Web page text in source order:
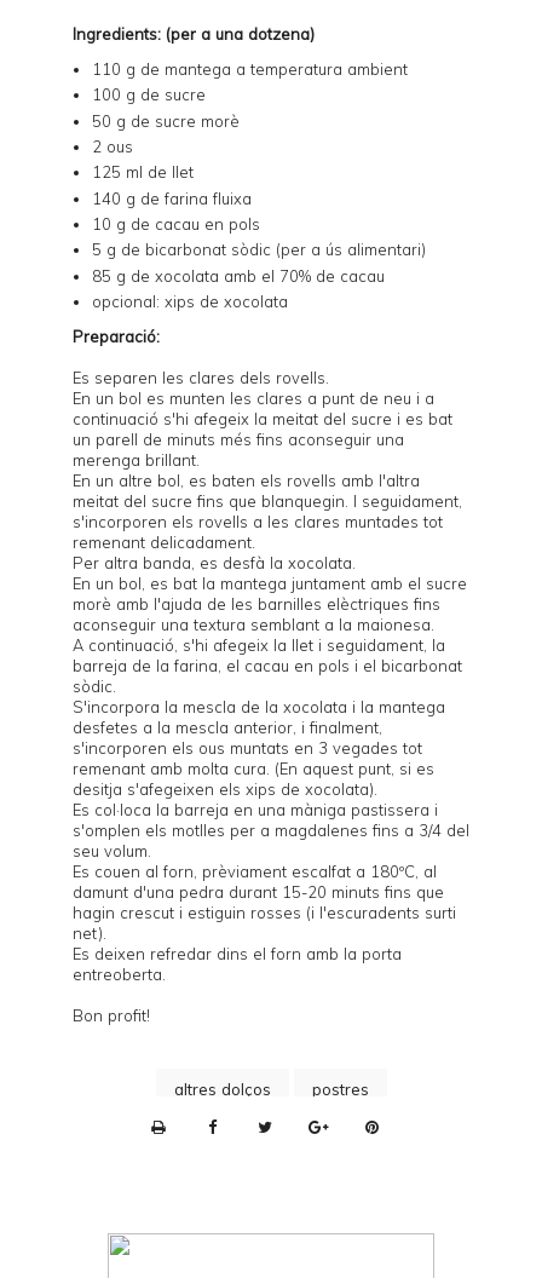
Ingredients: (per a una dotzena)
110 g de mantega a temperatura ambient
100 g de sucre
50 g de sucre morè
2 ous
125 ml de llet
140 g de farina fluixa
10 g de cacau en pols
5 g de bicarbonat sòdic (per a ús alimentari)
85 g de xocolata amb el 70% de cacau
opcional: xips de xocolata
Preparació:
Es separen les clares dels rovells.
En un bol es munten les clares a punt de neu i a
continuació s'hi afegeix la meitat del sucre i es bat
un parell de minuts més fins aconseguir una
merenga brillant.
En un altre bol, es baten els rovells amb l'altra
meitat del sucre fins que blanquegin. I seguidament,
s'incorporen els rovells a les clares muntades tot
remenant delicadament.
Per altra banda, es desfà la xocolata.
En un bol, es bat la mantega juntament amb el sucre
morè amb l'ajuda de les barnilles elèctriques fins
aconseguir una textura semblant a la maionesa.
A continuació, s'hi afegeix la llet i seguidament, la
barreja de la farina, el cacau en pols i el bicarbonat
sòdic.
S'incorpora la mescla de la xocolata i la mantega
desfetes a la mescla anterior, i finalment,
s'incorporen els ous muntats en 3 vegades tot
remenant amb molta cura. (En aquest punt, si es
desitja s'afegeixen els xips de xocolata).
Es col·loca la barreja en una màniga pastissera i
s'omplen els motlles per a magdalenes fins a 3/4 del
seu volum.
Es couen al forn, prèviament escalfat a 180ºC, al
damunt d'una pedra durant 15-20 minuts fins que
hagin crescut i estiguin rosses (i l'escuradents surti
net).
Es deixen refredar dins el forn amb la porta
entreoberta.
Bon profit!
altres dolços
postres
n